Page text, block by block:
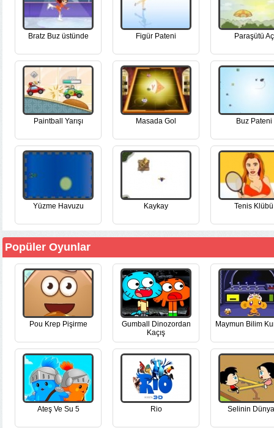
Bratz Buz üstünde Figür Pateni Paraşütü Aç
Paintball Yarışı Masada Gol Buz Pateni
Yüzme Havuzu Kaykay Tenis Klübü
Popüler Oyunlar
Pou Krep Pişirme
Gumball Dinozordan
Kaçış
Maymun Bilim
Ateş Ve Su 5 Rio Selinin